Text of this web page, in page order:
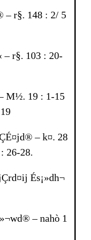
r§. 148 : 2/ 5
– r§. 103 : 20-
M½. 19 : 1-15
– k¤. 28
26-28.
És¡»dh¬
– nahò 1